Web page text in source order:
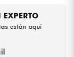
están aquí